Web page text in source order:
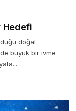
Hedefi
doğal
büyük bir ivme